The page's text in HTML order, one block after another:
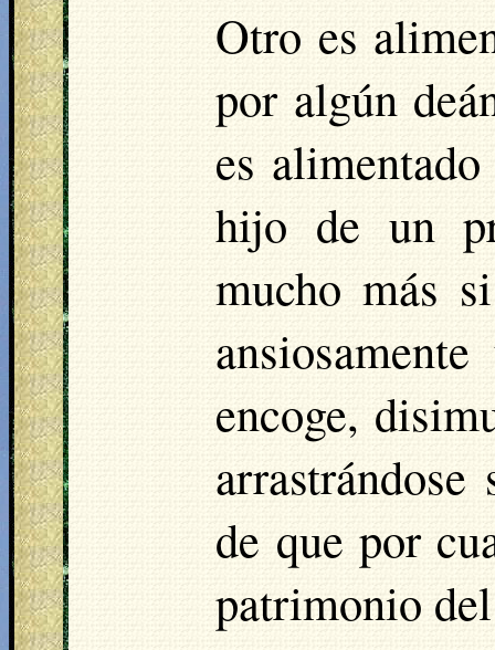
Otro es
por algún
es
hijo de un
mucho más
encoge,
de que por
patrimonio